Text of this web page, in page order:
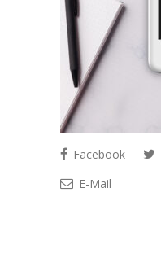
Facebook
E-Mail